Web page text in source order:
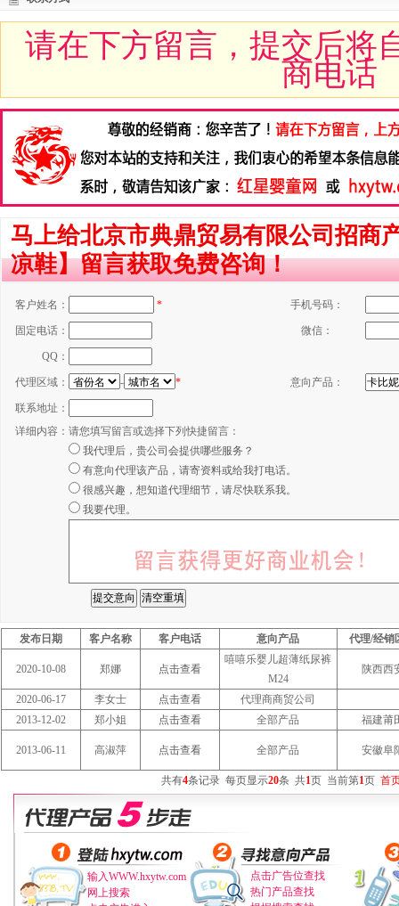
请在下方留言，提交后将
商电话
马上给北京市典鼎贸易有限公司招商
凉鞋】留言获取免费咨询！
客户姓名： * 手机号码：
固定电话： 微信：
QQ：
代理区域： - * 意向产品：
联系地址：
详细内容： 请您填写留言或选择下列快捷留言：
我代理后，贵公司会提供哪些服务？
有意向代理该产品，请寄资料或给我打电话。
很感兴趣，想知道代理细节，请尽快联系我。
我要代理。
发布日期 客户名称 客户电话 意向产品 代理/经销
2020-10-08 郑娜 点击查看
嘻嘻乐婴儿超薄纸尿裤
M24
陕西西
2020-06-17 李女士 点击查看
代理商商贸公司
2013-12-02
郑小姐 点击查看 全部产品 福建莆
2013-06-11 高淑萍 点击查看 全部产品 安徽阜
共有4条记录 每页显示20条 共1页 当前第1页 首
输入WWW.hxytw.com
网上搜索
点击广告位查找
热门产品查找